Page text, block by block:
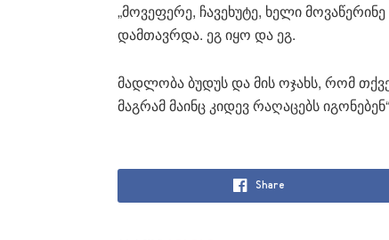
„მოვეფერე, ჩავეხუტე, ხელი
დამთავრდა. ეგ იყო და ეგ.
მადლობა ბუდუს და მის ოჯახს, რომ
მაგრამ მაინც კიდევ რაღაცებს
Share